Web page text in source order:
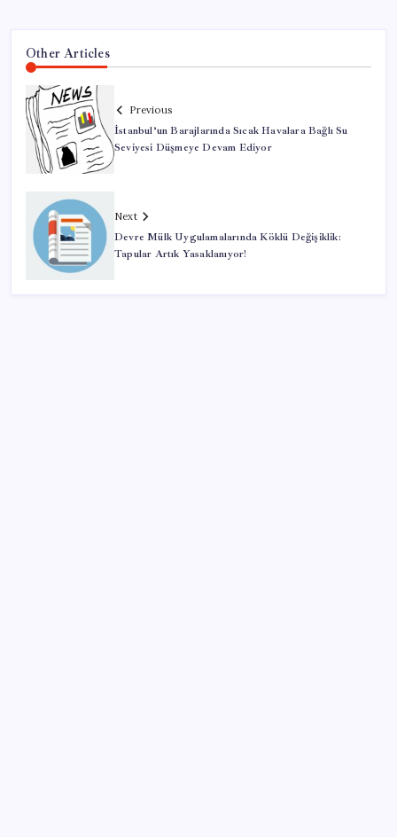
Other Articles
Previous
İstanbul’un Barajlarında Sıcak Havalara Bağlı Su
Seviyesi Düşmeye Devam Ediyor
Next
Devre Mülk Uygulamalarında Köklü Değişiklik:
Tapular Artık Yasaklanıyor!